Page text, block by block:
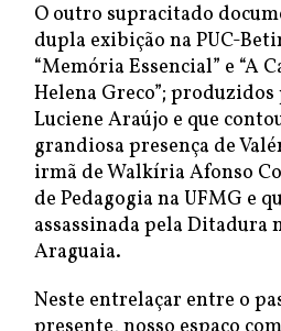
O outro supracitado
dupla exibição na PUC-
“Memória Essencial” e “A
Helena Greco”;
Luciene Araújo e que
grandiosa presença de
irmã de Walkíria Afonso
de Pedagogia na UFMG e
assassinada pela Ditadura
Araguaia.
Neste entrelaçar entre o